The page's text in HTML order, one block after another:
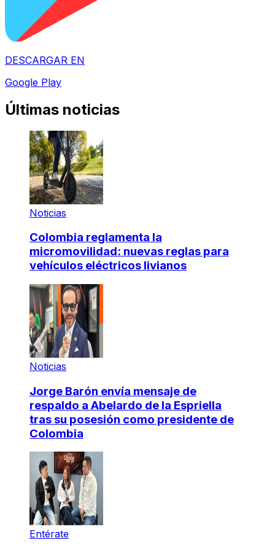
DESCARGAR EN
Google Play
Últimas noticias
Noticias
Colombia reglamenta la
micromovilidad: nuevas reglas para
vehículos eléctricos livianos
Noticias
Jorge Barón envía mensaje de
respaldo a Abelardo de la Espriella
tras su posesión como presidente de
Colombia
Entérate